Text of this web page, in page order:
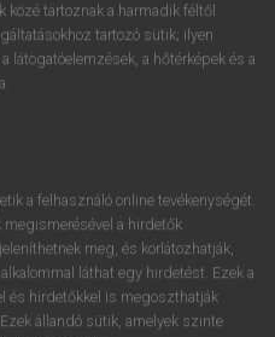
A szótár 2 órás,
elindításához regisztrálok és
.
közé tartoznak a harmadik féltől
tartozó sütik; ilyen
látogatóelemzések, a hőtérképek és a
a felhasználó online tevékenységét.
megismerésével a hirdetők
meg, és korlátozhatják,
láthat egy hirdetést. Ezek a
és hirdetőkkel is megoszthatják
állandó sütik, amelyek szinte